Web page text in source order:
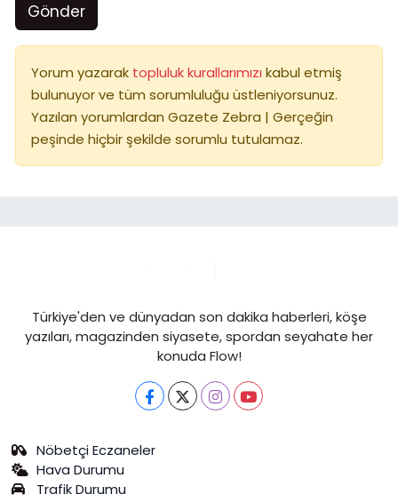
Gönder
Yorum yazarak topluluk kurallarımızı kabul etmiş
bulunuyor ve tüm sorumluluğu üstleniyorsunuz.
Yazılan yorumlardan Gazete Zebra | Gerçeğin
peşinde hiçbir şekilde sorumlu tutulamaz.
Türkiye'den ve dünyadan son dakika haberleri, köşe
yazıları, magazinden siyasete, spordan seyahate her
konuda Flow!
Nöbetçi Eczaneler
Hava Durumu
Trafik Durumu